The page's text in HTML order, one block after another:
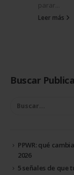
parar...
Leer más
Buscar
PPWR: qué
2026
5 señales de que